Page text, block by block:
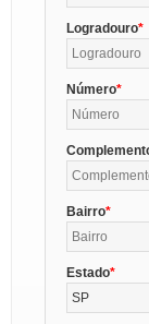
Logradouro
Número
Bairro
Estado
SP